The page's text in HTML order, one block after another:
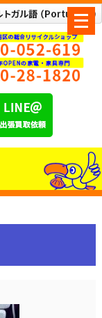
メ
ニ
ュ
ー